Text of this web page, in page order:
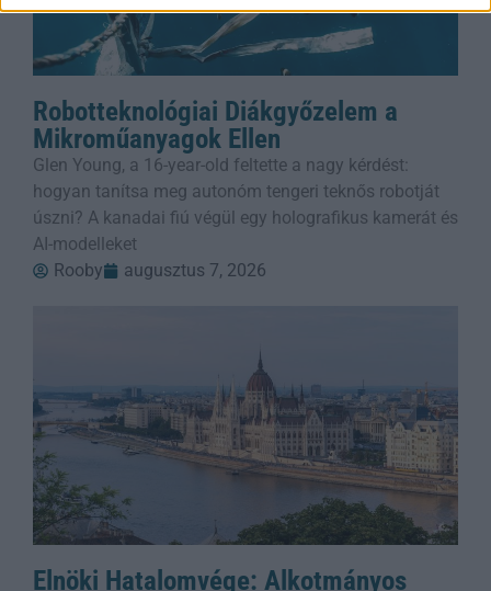
Robotteknológiai Diákgyőzelem a
Mikroműanyagok Ellen
Glen Young, a 16-year-old feltette a nagy kérdést:
hogyan tanítsa meg autonóm tengeri teknős robotját
úszni? A kanadai fiú végül egy holografikus kamerát és
AI-modelleket
Rooby
augusztus 7, 2026
Elnöki Hatalomvége: Alkotmányos